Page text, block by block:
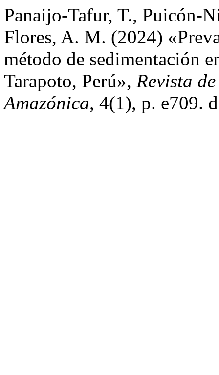
Panaijo-Tafur, T., Puicón-
Flores, A. M. (2024)
método de sedimentación
Tarapoto, Perú», Revista
Amazónica, 4(1), p. e709.